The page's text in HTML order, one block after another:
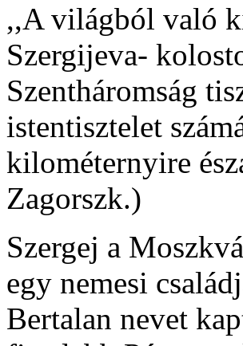
,,A világból való
Szergijeva-
Szentháromság
istentisztelet
kilométernyire
Zagorszk.)
Szergej a
egy nemesi
Bertalan nevet